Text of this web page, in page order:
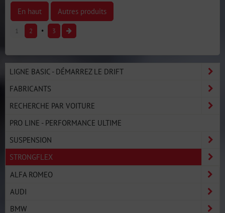
En haut Autres produits
1 2 3
LIGNE BASIC - DÉMARREZ LE DRIFT
FABRICANTS
RECHERCHE PAR VOITURE
PRO LINE - PERFORMANCE ULTIME
SUSPENSION
STRONGFLEX
ALFA ROMEO
AUDI
BMW